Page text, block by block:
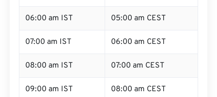
06:00 am IST 05:00 am CEST
07:00 am IST 06:00 am CEST
08:00 am IST 07:00 am CEST
09:00 am IST 08:00 am CEST